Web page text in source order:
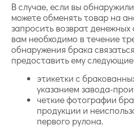
В случае, если вы
можете обменять товар на
запросить возврат денежных
вам необходимо в течение
обнаружения брака
предоставить ему
этикетки с
указанием завода-
четкие фотографии
продукции и
первого рулона.